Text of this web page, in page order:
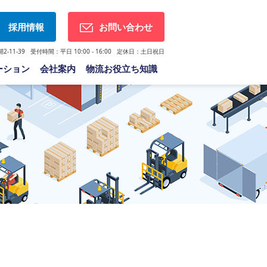
採用情報 お問い合わせ
2-11-39 受付時間：平日 10:00 - 16:00 定休日：土日祝日
ション 会社案内 物流お役立ち知識